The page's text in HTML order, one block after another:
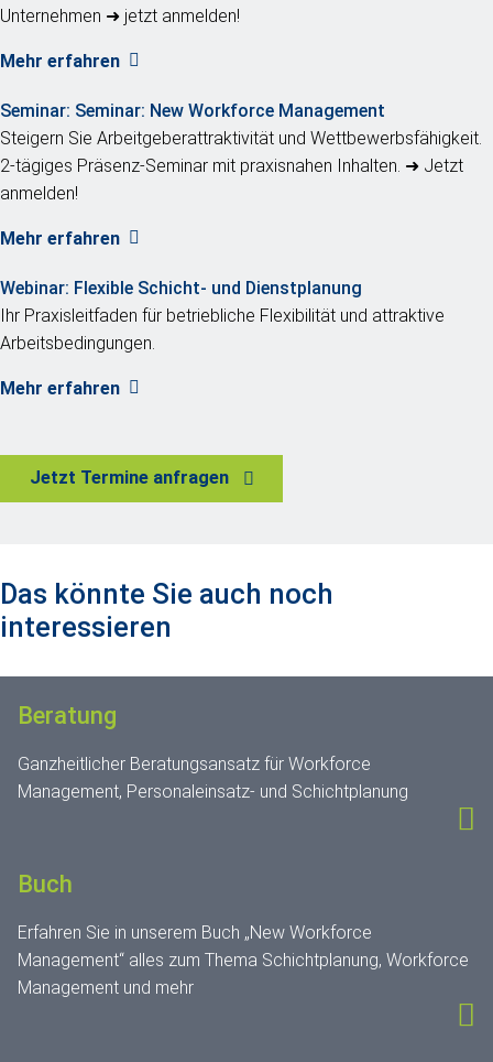
Unternehmen ➜ jetzt anmelden!
Mehr erfahren
Seminar: Seminar: New Workforce Management
Steigern Sie Arbeitgeberattraktivität und Wettbewerbsfähigkeit.
2-tägiges Präsenz-Seminar mit praxisnahen Inhalten. ➜ Jetzt
anmelden!
Mehr erfahren
Webinar: Flexible Schicht- und Dienstplanung
Ihr Praxisleitfaden für betriebliche Flexibilität und attraktive
Arbeitsbedingungen.
Mehr erfahren
Jetzt Termine anfragen
Das könnte Sie auch noch
interessieren
Beratung
Ganzheitlicher Beratungsansatz für Workforce
Management, Personaleinsatz- und Schichtplanung
Buch
Erfahren Sie in unserem Buch „New Workforce
Management“ alles zum Thema Schichtplanung, Workforce
Management und mehr